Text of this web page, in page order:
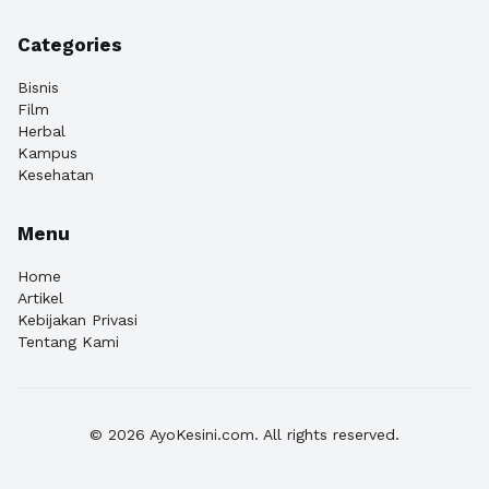
Categories
Bisnis
Film
Herbal
Kampus
Kesehatan
Menu
Home
Artikel
Kebijakan Privasi
Tentang Kami
© 2026 AyoKesini.com. All rights reserved.